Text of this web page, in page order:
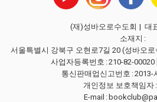
(재)성바오로수도회 | 대
소재지 :
서울특별시 강북구 오현로7길 20 (성바오
사업자등록번호 :210-82-00020
통신판매업신고번호 :2013-
개인정보 보호책임자 :
E-mail :